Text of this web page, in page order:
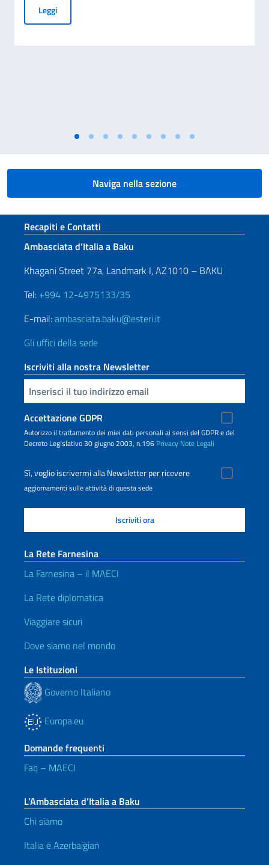
LeggiBusiness Insights from Italy – A letter to international
Naviga nella sezione
Sezione footer
Recapiti e Contatti
Ambasciata d’Italia a Baku
Khagani Street 77a, Landmark I, AZ1010 – BAKU
Tel: +994 12-4975133/35
E-mail:ambasciata.baku@esteri.it
Gli uffici della sede
Iscriviti alla nostra Newsletter
Inserisci la tua email
Accettazione GDPR
Autorizzo il trattamento dei miei dati personali ai sensi del GDPR e del
Decreto Legislativo 30 giugno 2003, n.196 Privacy Note Legali
Sì, voglio iscrivermi alla Newsletter per ricevere
aggiornamenti sulle attività di questa sede
La Rete Farnesina
La Farnesina – il MAECI
La Rete diplomatica
Viaggiare sicuri
Dove siamo nel mondo
Le Istituzioni
Governo Italiano
Europa.eu
Domande frequenti
Faq – MAECI
L’Ambasciata d’Italia a Baku
Chi siamo
Italia e Azerbaigian